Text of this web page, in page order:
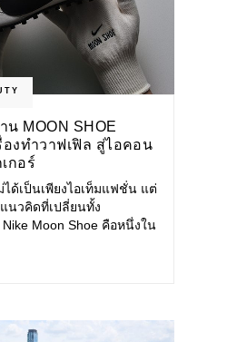
น MOON SHOE
องทำวาฟเฟิล สู่ไอคอน
กอร์
ได้เป็นเพียงไอเท็มแฟชั่น แต่
นวคิดที่เปลี่ยนทั้ง
Moon Shoe คือหนึ่งใน
กลับมาอีกครั้ง พร้อมพาเรื่อง